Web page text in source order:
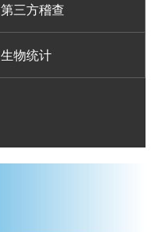
第三方稽查
生物统计